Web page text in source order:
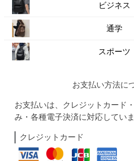
ビジネス
通学
スポーツ
お支払い方法に
お支払いは、クレジットカード
み・各種電子決済に対応していま
クレジットカード